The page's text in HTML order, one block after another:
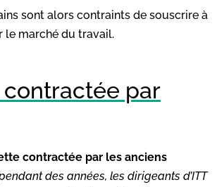
sont alors contraints de souscrire à
le marché du travail.
contractée par
contractée par les anciens
des années, les dirigeants d’ITT